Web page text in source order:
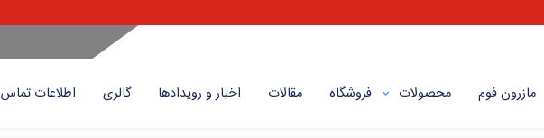
مازرون فوم محصولات فروشگاه مقالات اخبار و رویداد‌ها گالری اطلاعات تماس